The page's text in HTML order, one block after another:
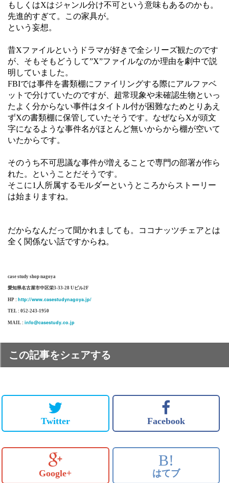
もしくはXはジャンル分け不可という意味もあるのかも。
先進的すぎて。この家具が。
という妄想。
昔Xファイルというドラマが好きで全シリーズ観たのです
が、そもそもどうして”X”ファイルなのか理由を劇中で説
明していました。
FBIでは事件を書類棚にファイリングする際にアルファベ
ットで分けていたのですが、超常現象や未確認生物といっ
たよく分からない事件はタイトル付が困難なためとりあえ
ずXの書類棚に保管していたそうです。なぜならXが頭文
字になるような事件名がほとんど無いからから棚が空いて
いたからです。
そのうち不可思議な事件が増えることで専門の部署が作ら
れた。ということだそうです。
そこに1人所属するモルダーというところからストーリー
は始まりますね。
だからなんだって聞かれましても。ココナッツチェアとは
全く関係ない話ですからね。
case study shop nagoya
愛知県名古屋市中区栄3-33-28 Uビル2F
HP : http://www.casestudynagoya.jp/
TEL : 052-243-1950
MAIL : info@casestudy.co.jp
この記事をシェアする
Twitter Facebook
Google+
B!
はてブ